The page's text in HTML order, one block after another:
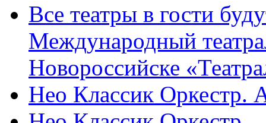
Все театры в гости
Международный
Новороссийске
Нео Классик Оркестр.